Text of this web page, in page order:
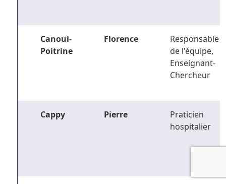
Canoui-
Poitrine
Florence
Responsable
de l'équipe,
Enseignant-
Chercheur
Cappy Pierre
Praticien
hospitalier